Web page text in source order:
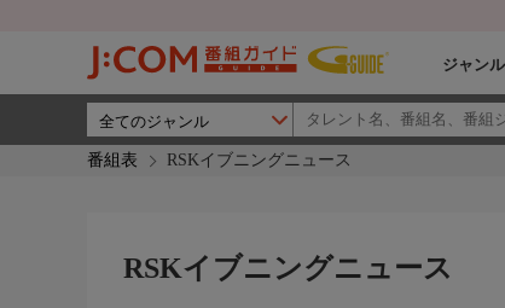
ジャンル
番組表 RSKイブニングニュース
RSKイブニングニュース